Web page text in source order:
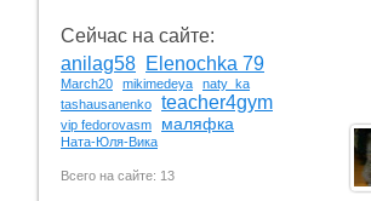
Сейчас на сайте:
anilag58 Elenochka 79
March20 mikimedeya
naty_ka
tashausanenko
teacher4gym
vip fedorovasm маляфка
Ната-Юля-Вика
Всего на сайте: 13